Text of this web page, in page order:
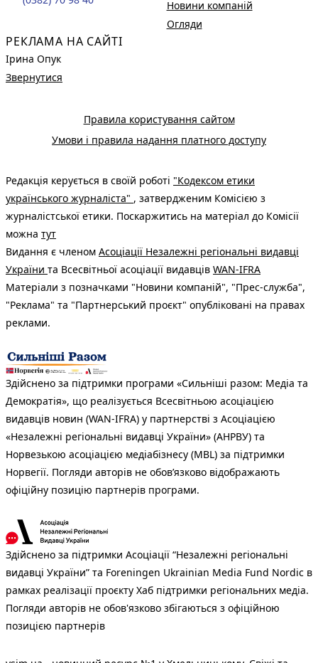
РЕКЛАМА НА САЙТІ
Ірина Опук
Звернутися
Новини компаній
Огляди
Правила користування сайтом
Умови і правила надання платного доступу
Редакція керується в своїй роботі "Кодексом етики
українського журналіста" , затвердженим Комісією з
журналістської етики. Поскаржитись на матеріал до Комісії
можна тут
Видання є членом Асоціації Незалежні регіональні видавці
України та Всесвітньої асоціації видавців WAN-IFRA
Матеріали з позначками "Новини компаній", "Прес-служба",
"Реклама" та "Партнерський проєкт" опубліковані на правах
реклами.
Здійснено за підтримки програми «Сильніші разом: Медіа та
Демократія», що реалізується Всесвітньою асоціацією
видавців новин (WAN-IFRA) у партнерстві з Асоціацією
«Незалежні регіональні видавці України» (АНРВУ) та
Норвезькою асоціацією медіабізнесу (MBL) за підтримки
Норвегії. Погляди авторів не обов’язково відображають
офіційну позицію партнерів програми.
Здійснено за підтримки Асоціації “Незалежні регіональні
видавці України” та Foreningen Ukrainian Media Fund Nordic в
рамках реалізації проєкту Хаб підтримки регіональних медіа.
Погляди авторів не обов'язково збігаються з офіційною
позицією партнерів